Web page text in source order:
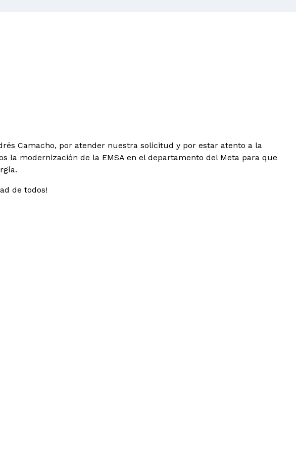
Camacho, por atender nuestra solicitud y por estar atento a la
la modernización de la EMSA en el departamento del Meta para que
de todos!